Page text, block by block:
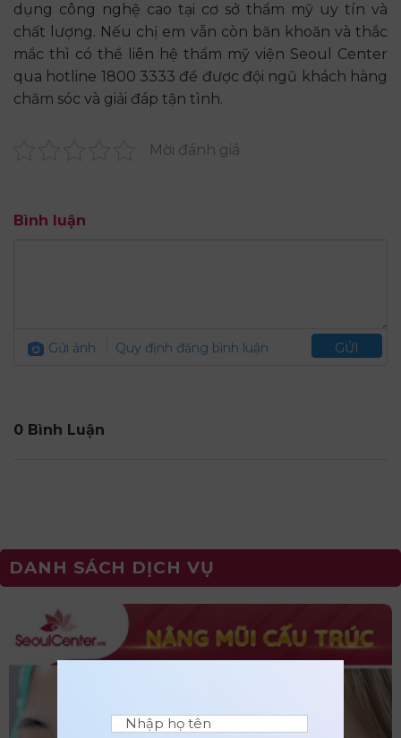
dụng công nghệ cao tại cơ sở thẩm mỹ uy tín và
chất lượng. Nếu chị em vẫn còn băn khoăn và thắc
mắc thì có thể liên hệ thẩm mỹ viện Seoul Center
qua hotline 1800 3333 để được đội ngũ khách hàng
chăm sóc và giải đáp tận tình.
Mời đánh giá
Bình luận
Gửi ảnh Quy định đăng bình luận GỬI
0 Bình Luận
DANH SÁCH DỊCH VỤ